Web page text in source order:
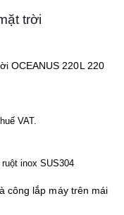
trời
OCEANUS 220L 220
VAT.
inox SUS304
công lắp máy trên mái